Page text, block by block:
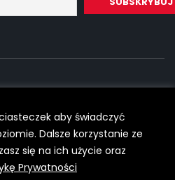
aby świadczyć
Dalsze korzystanie ze
się na ich użycie oraz
Prywatności
ITrener biegania